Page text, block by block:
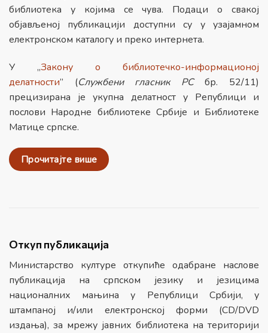
библиотека у којима се чува. Подаци о свакој
објављеној публикацији доступни су у узајамном
електронском каталогу и преко интернета.
У „Закону о библиотечко-информационој
делатности” (Службени гласник РСбр. 52/11)
прецизирана је укупна делатност у Републици и
послови Народне библиотеке Србије и Библиотеке
Матице српске.
Прочитајте више
Откуп публикација
Министарство културе откупиће одабране наслове
публикација на српском језику и језицима
националних мањина у Републици Србији, у
штампаној и/или електронској форми (CD/DVD
издања), за мрежу јавних библиотека на територији